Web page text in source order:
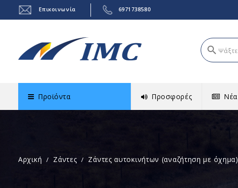
Επικοινωνία 6971738580
search
Προϊόντα Προσφορές Νέα
Αρχική Ζάντες Ζάντες αυτοκινήτων (αναζήτηση με όχημα)